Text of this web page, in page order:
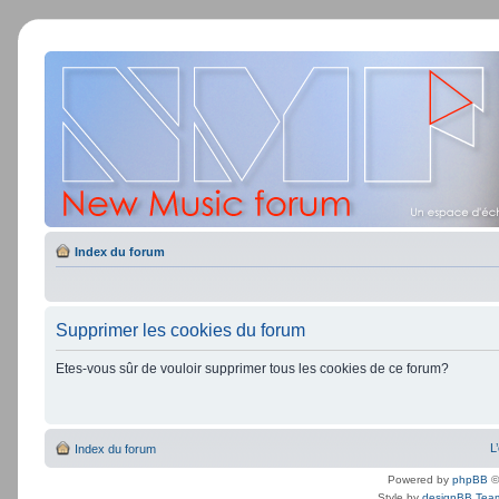
Index du forum
Supprimer les cookies du forum
Etes-vous sûr de vouloir supprimer tous les cookies de ce forum?
Index du forum
Powered by phpBB